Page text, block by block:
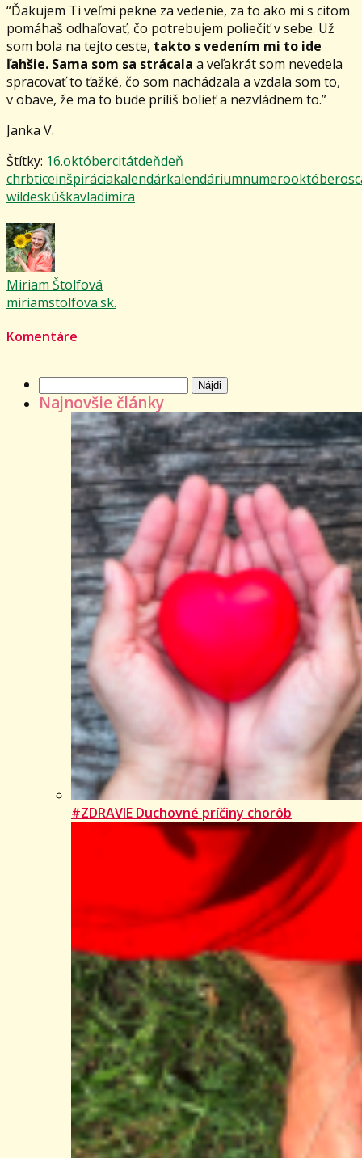
“Ďakujem Ti veľmi pekne za vedenie, za to ako mi s citom
pomáhaš odhaľovať, čo potrebujem poliečiť v sebe. Už
som bola na tejto ceste, takto s vedením mi to ide
ľahšie. Sama som sa strácala a veľakrát som nevedela
spracovať to ťažké, čo som nachádzala a vzdala som to,
v obave, že ma to bude príliš bolieť a nezvládnem to.”
Janka V.
Štítky: 16.októbercitátdeňdeň
chrbticeinšpiráciakalendárkalendáriumnumerooktóber
wildeskúškavladimíra
Miriam Štolfová
miriamstolfova.sk.
Komentáre
Hľadať:
Najnovšie články
#ZDRAVIE Duchovné príčiny chorôb